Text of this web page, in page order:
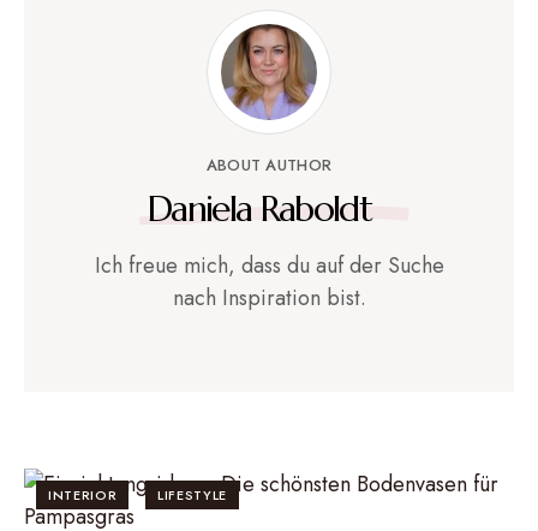
ABOUT AUTHOR
Daniela Raboldt
Ich freue mich, dass du auf der Suche
nach Inspiration bist.
INTERIOR LIFESTYLE